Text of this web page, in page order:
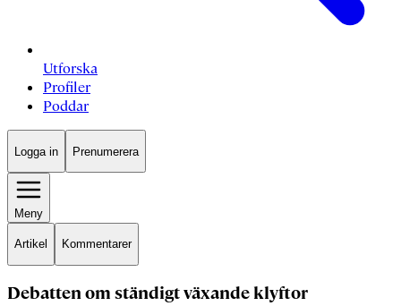
Utforska
Profiler
Poddar
Logga in Prenumerera
Meny
Artikel Kommentarer
Debatten om ständigt växande klyftor